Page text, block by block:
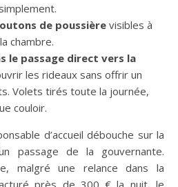
de poussièrevisibles à
chambre.
le passage direct vers la
les rideaux sans offrir un
Volets tirés toute la journée,
couloir.
d’accueil débouche sur la
passage de la gouvernante.
malgré une relance dans la
près de 300 € la nuit, le